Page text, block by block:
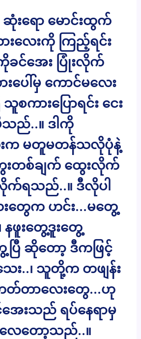
းရော မောင်းထွက်
လေးကို ကြည့်ရင်း
ခင်အေး ပြုံးလိုက်
ပေါ်မှ ကောင်မလေး
ကားပြောရင်း ငေး
ည်..။ ဒါကို
းက မတူမတန်သလိုပုံနဲ့
တစ်ချက် ထွေးလိုက်
ရသည်..။ ဒီလိုပါ
ေးတွေက ဟင်း…မတွေ့
နဖူးတွေ့ဒူးတွေ့
ဆိုတော့ ဒီကဖြင့်
ေး..၊ သူတို့က တဖျန်း
ေတတ်တာလေးတွေ…ဟု
အေးသည် ရပ်နေရာမှ
တော့သည်..။